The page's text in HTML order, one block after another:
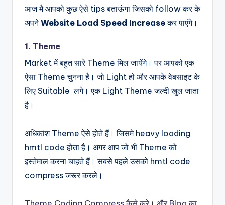
आज मै आपको कुछ ऐसे tips बताऊंगा जिसको follow कर के
अपनेWebsite Load Speed Increaseकर पाएंगे।
1. Theme
Market में बहुत सारे Theme मिल जायेंगे। पर आपको एक
ऐसा Theme चुनना है। जो Light हो और आपके वेबसाइट के
लिए Suitable लगे। एक Light Theme जल्दी खुल जाता
है।
अधिकांश Theme ऐसे होते हैं। जिसमे heavy loading
hmtl code होता है। अगर आप जो भी Theme को
इस्तेमाल करना चाहते हैं। सबसे पहले उसको hmtl code
compress जरूर करले।